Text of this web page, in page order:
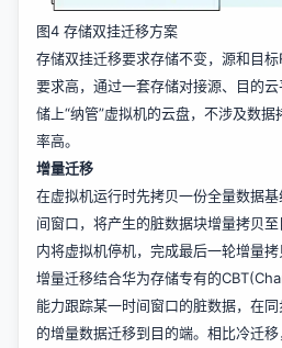
图4 存储双挂迁移方案
存储双挂迁移要求存储不变，源和目
要求高，通过一套存储对接源、目的
储上“纳管”虚拟机的云盘，不涉及数
率高。
增量迁移
在虚拟机运行时先拷贝一份全量数据
间窗口，将产生的脏数据块增量拷贝
内将虚拟机停机，完成最后一轮增量拷
增量迁移结合华为存储专有的CBT
能力跟踪某一时间窗口的脏数据，在
的增量数据迁移到目的端。相比冷迁